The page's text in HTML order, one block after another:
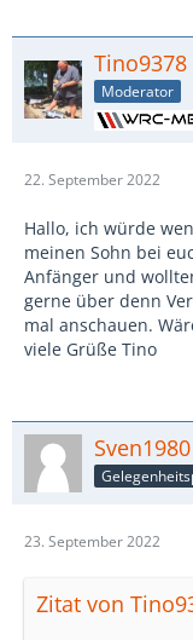
Tino9378
Moderator
22. September 2022
Hallo, ich würde
meinen Sohn bei
Anfänger und
gerne über denn
mal anschauen.
viele Grüße Tino
Sven1980
23. September 2022
Zitat von